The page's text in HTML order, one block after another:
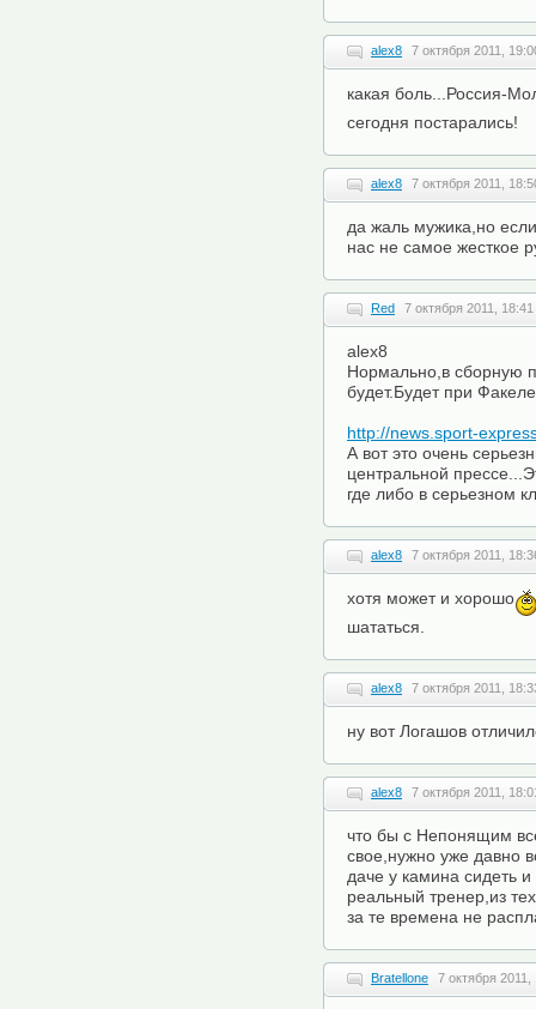
alex8 7 октября 2011,
какая боль...Россия-
сегодня постарались!
alex8 7 октября 2011,
да жаль мужика,но
нас не самое жесткое
Red 7 октября 2011, 18:41
alex8
Нормально,в сборную
будет.Будет при Факеле
http://news.sport-
А вот это очень
центральной
где либо в серьезном
alex8 7 октября 2011,
хотя может и хорошо
шататься.
alex8 7 октября 2011,
ну вот Логашов
alex8 7 октября 2011,
что бы с Непонящим
свое,нужно уже давно
даче у камина сидеть
реальный тренер,из
за те времена не
Bratellone 7 октября 2011,